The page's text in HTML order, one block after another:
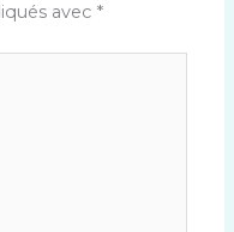
avec *